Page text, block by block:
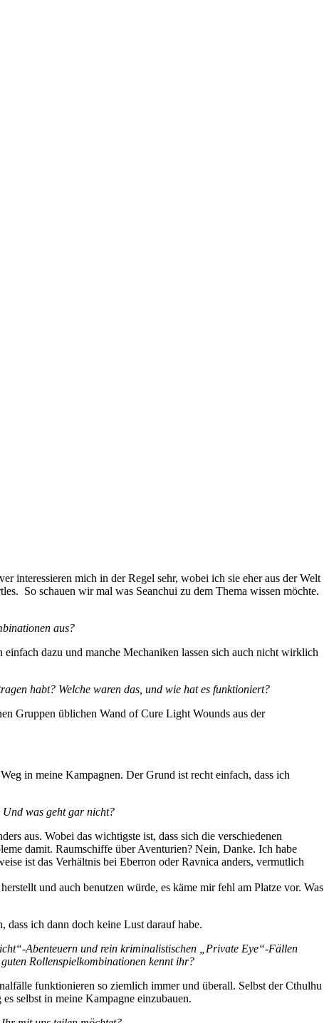
interessieren mich in der Regel sehr, wobei ich sie eher aus der Welt
So schauen wir mal was Seanchui zu dem Thema wissen möchte.
aus?
dazu und manche Mechaniken lassen sich auch nicht wirklich
habt? Welche waren das, und wie hat es funktioniert?
Gruppen üblichen Wand of Cure Light Wounds aus der
in meine Kampagnen. Der Grund ist recht einfach, dass ich
Und was geht gar nicht?
aus. Wobei das wichtigste ist, dass sich die verschiedenen
damit. Raumschiffe über Aventurien? Nein, Danke. Ich habe
ist das Verhältnis bei Eberron oder Ravnica anders, vermutlich
und auch benutzen würde, es käme mir fehl am Platze vor. Was
dass ich dann doch keine Lust darauf habe.
Abenteuern und rein kriminalistischen „Private Eye“-Fällen
Rollenspielkombinationen kennt ihr?
funktionieren so ziemlich immer und überall. Selbst der Cthulhu
selbst in meine Kampagne einzubauen.